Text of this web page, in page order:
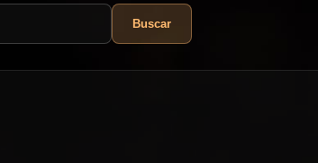
Buscar